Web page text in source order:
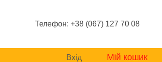
Телефон: +38 (067) 127 70 08
Вхід Мій кошик